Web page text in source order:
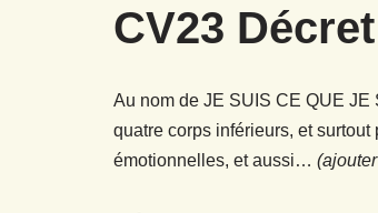
CV23
Au nom de JE SUIS CE QUE JE
quatre corps inférieurs, et
émotionnelles, et aussi…